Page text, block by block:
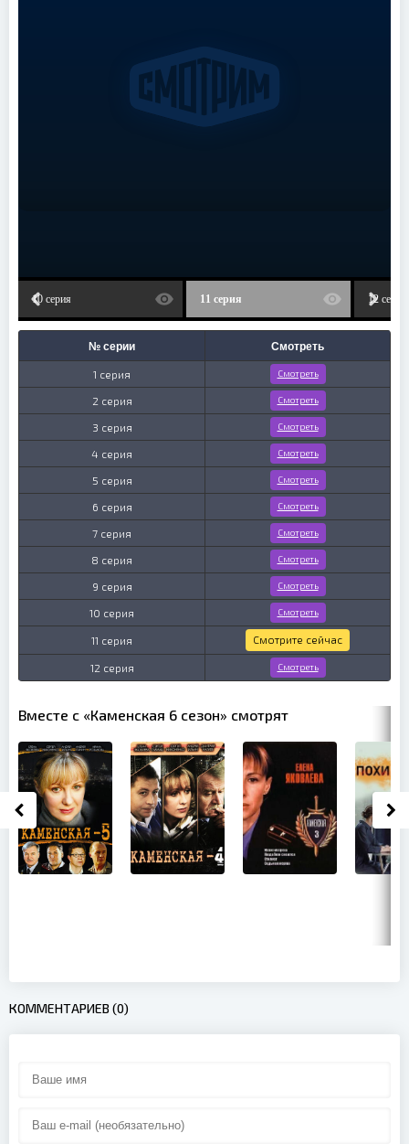
10 серия 11 серия 12 серия
№ серии Смотреть
1 серия Смотреть
2 серия Смотреть
3 серия Смотреть
4 серия Смотреть
5 серия Смотреть
6 серия Смотреть
7 серия Смотреть
8 серия Смотреть
9 серия Смотреть
10 серия Смотреть
11 серия Смотрите сейчас
12 серия Смотреть
Вместе с «Каменская 6 сезон» смотрят
КОММЕНТАРИЕВ (0)